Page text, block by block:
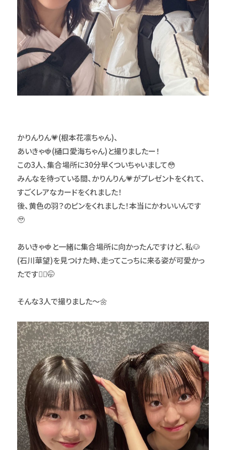
かりんりん💗(根本花凛ちゃん)、
あいきゃ🍓(樋口愛海ちゃん)と撮りましたー！
この3人、集合場所に30分早くついちゃいまして😳
みんなを待っている間、かりんりん💗がプレゼントをくれて、
すごくレアなカードをくれました！
後、黄色の羽？のピンをくれました！本当にかわいいんです
🥹
あいきゃ🍓と一緒に集合場所に向かったんですけど、私🐶
(石川華望)を見つけた時、走ってこっちに来る姿が可愛かっ
たです🏃‍♂️🤭
そんな3人で撮りました〜🌼